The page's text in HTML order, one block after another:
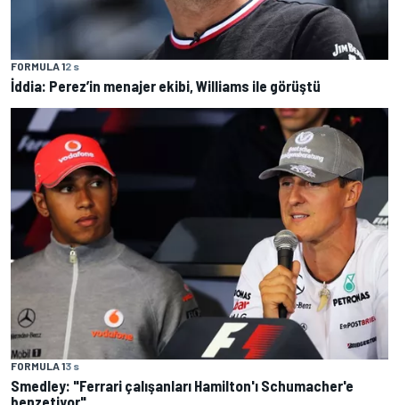
FORMULA 12 s
İddia: Perez’in menajer ekibi, Williams ile görüştü
FORMULA 13 s
Smedley: "Ferrari çalışanları Hamilton'ı Schumacher'e